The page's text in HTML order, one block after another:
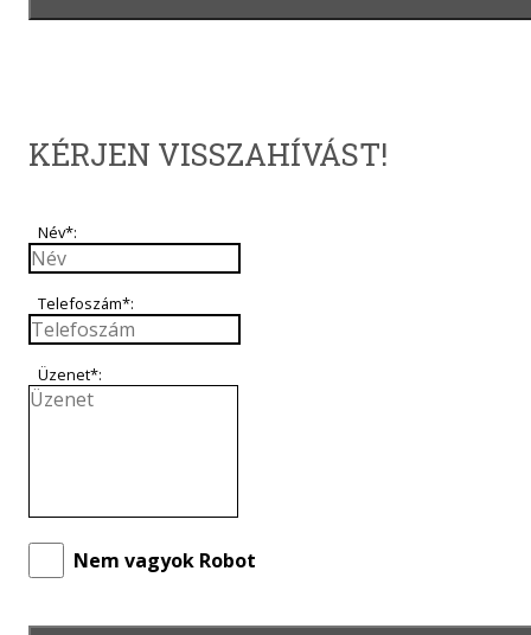
KÉRJEN VISSZAHÍVÁST!
Név*:
Telefoszám*:
Üzenet*:
Nem vagyok Robot